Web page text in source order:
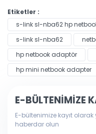
Etiketler :
s-link sl-nba62 hp
s-link sl-nba62
hp netbook adaptör
hp mini netbook adapter
E-BÜLTENİMİZE
E-bültenimize kayıt
haberdar olun